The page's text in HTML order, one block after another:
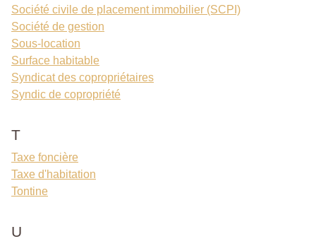
Société civile de placement immobilier (SCPI)
Société de gestion
Sous-location
Surface habitable
Syndicat des copropriétaires
Syndic de copropriété
T
Taxe foncière
Taxe d'habitation
Tontine
U